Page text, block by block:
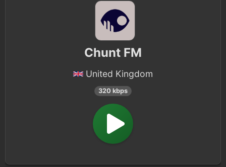
Chunt FM
United Kingdom
320 kbps